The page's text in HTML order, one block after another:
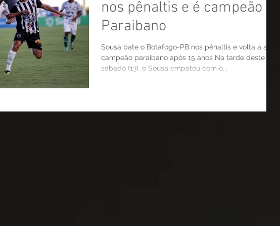
nos pênaltis e é campeão
Paraibano
Sousa bate o Botafogo-PB nos pênaltis e volta a ser
campeão paraibano após 15 anos Na tarde deste
sábado (13), o Sousa empatou com o...